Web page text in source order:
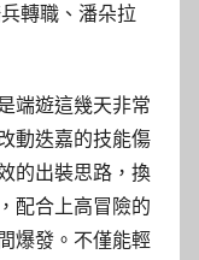
轉職、潘朵拉
端遊這幾天非常
動迭嘉的技能傷
的出裝思路，換
配合上高冒險的
爆發。不僅能輕